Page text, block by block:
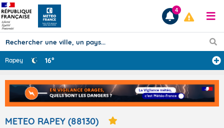
Prévisions
TOUS LES RÉSULTATS
4
Rapey 16°
METEO RAPEY (88130)